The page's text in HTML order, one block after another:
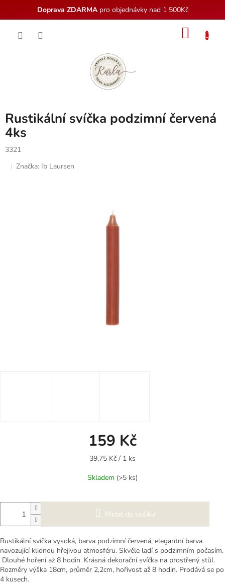
Doprava ZDARMApro objednávky nad 1 500Kč
Rustikální svíčka podzimní červená
4ks
3321
Značka: Ib Laursen
159 Kč
Měrná
39,75 Kč / 1 ks
Skladem (>5 ks)
Přidat do košíku
Rustikální svíčka vysoká, barva podzimní červená, elegantní barva
navozující klidnou hřejivou atmosféru. Skvěle ladí s podzimním počasím.
Dlouhé hoření až 8 hodin. Krásná dekorační svíčka na prostřený stůl.
Rozměry výška 18cm, průměr 2,2cm, hořivost až 8 hodin. Prodává se po
4 kusech.